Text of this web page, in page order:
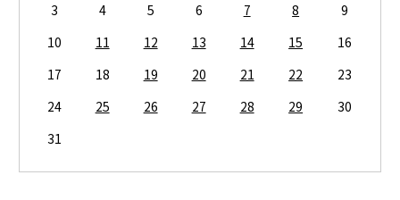
3
4 5 6 7 8
9
10
11 12 13 14 15
16
17
18 19 20 21 22
23
24
25 26 27 28 29
30
31